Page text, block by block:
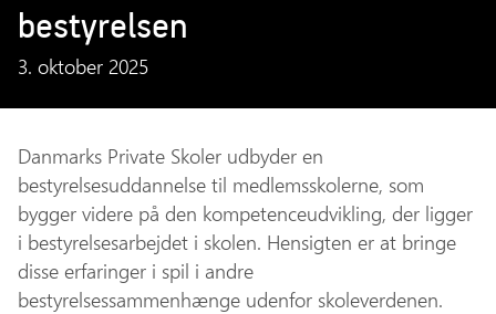
bestyrelsen
3. oktober 2025
Danmarks Private Skoler udbyder en
bestyrelsesuddannelse til medlemsskolerne, som
bygger videre på den kompetenceudvikling, der ligger
i bestyrelsesarbejdet i skolen. Hensigten er at bringe
disse erfaringer i spil i andre
bestyrelsessammenhænge udenfor skoleverdenen.